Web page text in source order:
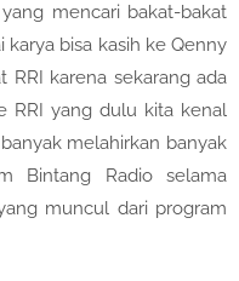
mencari bakat-bakat
bisa kasih ke Qenny
RRI karena sekarang ada
RRI yang dulu kita kenal
melahirkan banyak
Bintang Radio selama
muncul dari program